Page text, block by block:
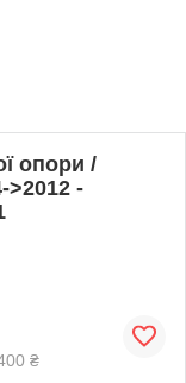
опори /
>2012 -
₴